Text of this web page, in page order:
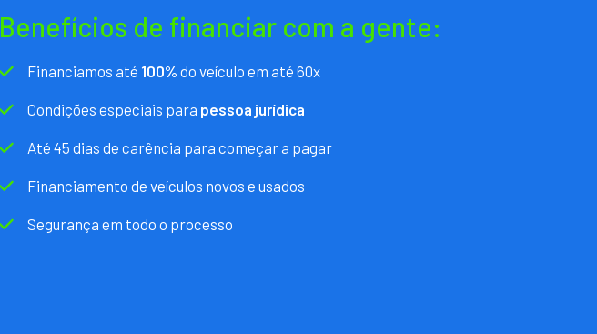
Benefícios de financiar com a gente:
Financiamos até 100% do veículo em até 60x
Condições especiais para pessoa jurídica
Até 45 dias de carência para começar a pagar
Financiamento de veículos novos e usados
Segurança em todo o processo